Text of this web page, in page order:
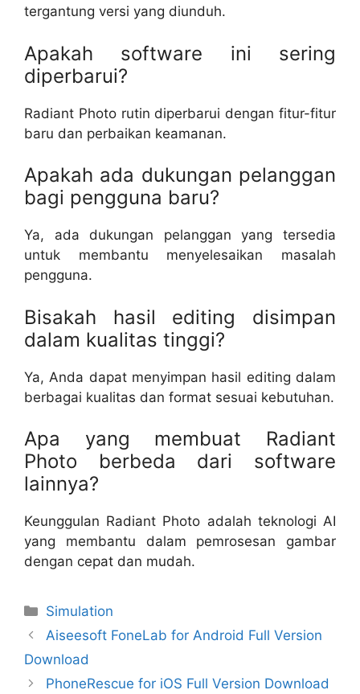
tergantung versi yang diunduh.
Apakah software ini sering
diperbarui?
Radiant Photo rutin diperbarui dengan fitur-fitur
baru dan perbaikan keamanan.
Apakah ada dukungan pelanggan
bagi pengguna baru?
Ya, ada dukungan pelanggan yang tersedia
untuk membantu menyelesaikan masalah
pengguna.
Bisakah hasil editing disimpan
dalam kualitas tinggi?
Ya, Anda dapat menyimpan hasil editing dalam
berbagai kualitas dan format sesuai kebutuhan.
Apa yang membuat Radiant
Photo berbeda dari software
lainnya?
Keunggulan Radiant Photo adalah teknologi AI
yang membantu dalam pemrosesan gambar
dengan cepat dan mudah.
Categories
Simulation
Aiseesoft FoneLab for Android Full Version
Download
PhoneRescue for iOS Full Version Download